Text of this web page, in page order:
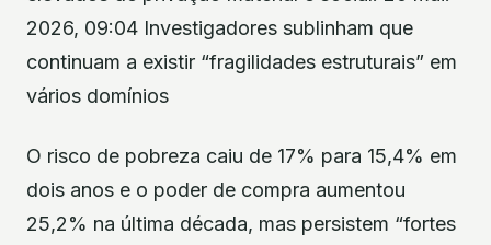
2026, 09:04 Investigadores sublinham que
continuam a existir “fragilidades estruturais” em
vários domínios
O risco de pobreza caiu de 17% para 15,4% em
dois anos e o poder de compra aumentou
25,2% na última década, mas persistem “fortes